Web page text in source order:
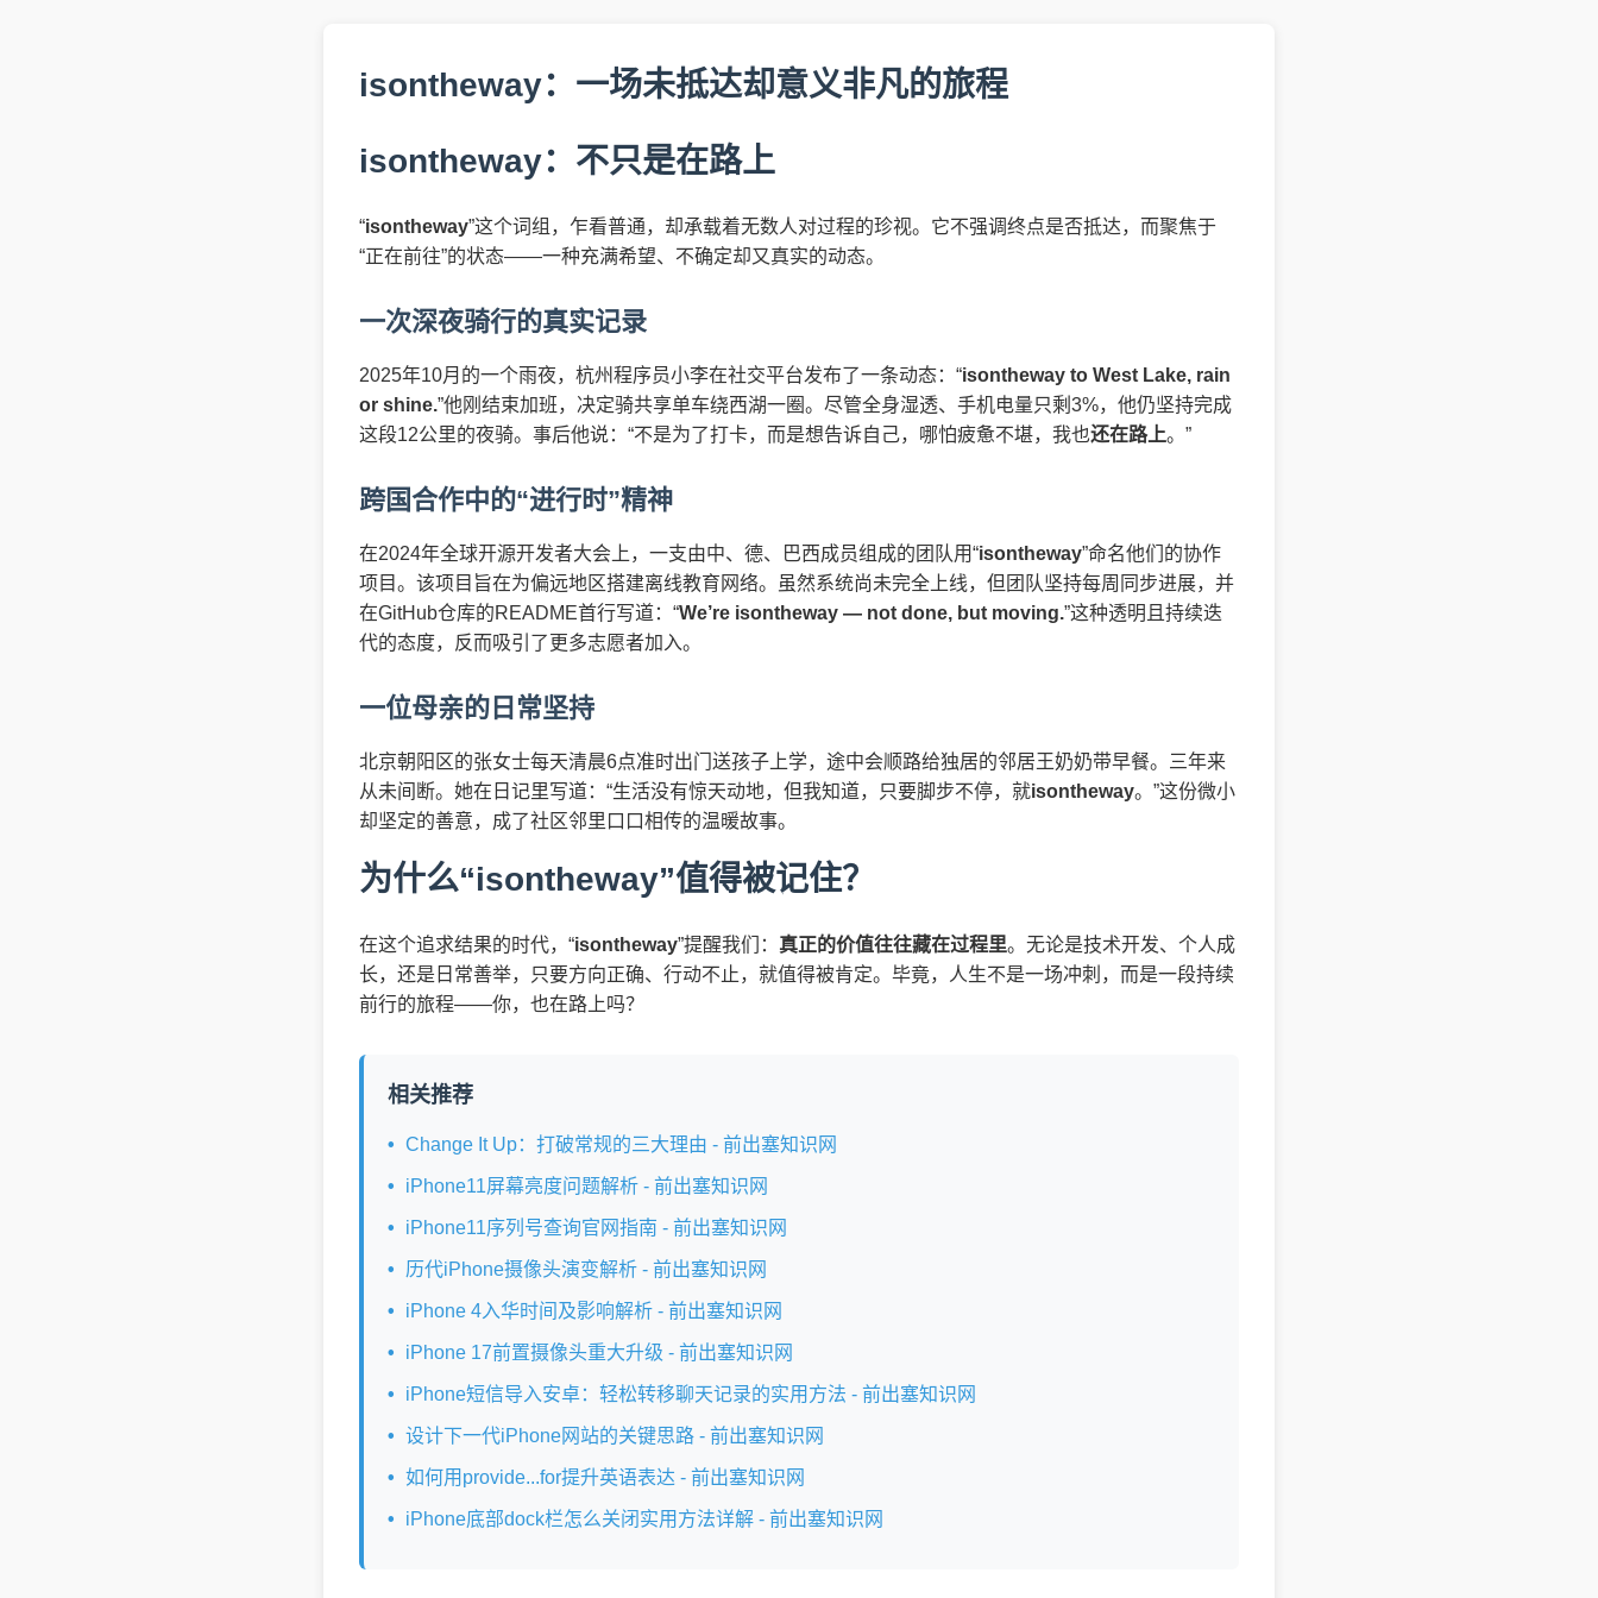
isontheway：一场未抵达却意义非凡的旅程
isontheway：不只是在路上
“isontheway”这个词组，乍看普通，却承载着无数人对过程的珍视。它不强调终点是否抵达，而聚焦于
“正在前往”的状态——一种充满希望、不确定却又真实的动态。
一次深夜骑行的真实记录
2025年10月的一个雨夜，杭州程序员小李在社交平台发布了一条动态：“isontheway to West Lake, rain
or shine.”他刚结束加班，决定骑共享单车绕西湖一圈。尽管全身湿透、手机电量只剩3%，他仍坚持完成
这段12公里的夜骑。事后他说：“不是为了打卡，而是想告诉自己，哪怕疲惫不堪，我也还在路上。”
跨国合作中的“进行时”精神
在2024年全球开源开发者大会上，一支由中、德、巴西成员组成的团队用“isontheway”命名他们的协作
项目。该项目旨在为偏远地区搭建离线教育网络。虽然系统尚未完全上线，但团队坚持每周同步进展，并
在GitHub仓库的README首行写道：“We’re isontheway — not done, but moving.”这种透明且持续迭
代的态度，反而吸引了更多志愿者加入。
一位母亲的日常坚持
北京朝阳区的张女士每天清晨6点准时出门送孩子上学，途中会顺路给独居的邻居王奶奶带早餐。三年来
从未间断。她在日记里写道：“生活没有惊天动地，但我知道，只要脚步不停，就isontheway。”这份微小
却坚定的善意，成了社区邻里口口相传的温暖故事。
为什么“isontheway”值得被记住？
在这个追求结果的时代，“isontheway”提醒我们： 真正的价值往往藏在过程里。无论是技术开发、个人成
长，还是日常善举，只要方向正确、行动不止，就值得被肯定。毕竟，人生不是一场冲刺，而是一段持续
前行的旅程——你，也在路上吗？
相关推荐
Change It Up：打破常规的三大理由 - 前出塞知识网
iPhone11屏幕亮度问题解析 - 前出塞知识网
iPhone11序列号查询官网指南 - 前出塞知识网
历代iPhone摄像头演变解析 - 前出塞知识网
iPhone 4入华时间及影响解析 - 前出塞知识网
iPhone 17前置摄像头重大升级 - 前出塞知识网
iPhone短信导入安卓：轻松转移聊天记录的实用方法 - 前出塞知识网
设计下一代iPhone网站的关键思路 - 前出塞知识网
如何用provide...for提升英语表达 - 前出塞知识网
iPhone底部dock栏怎么关闭实用方法详解 - 前出塞知识网